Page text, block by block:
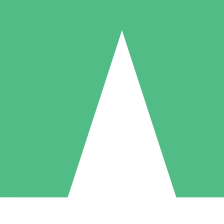
Individuella Kreditpaket
per användning med nedladdningskrediter. Inget månatligt åtagande
5 Nedladdningar
US$